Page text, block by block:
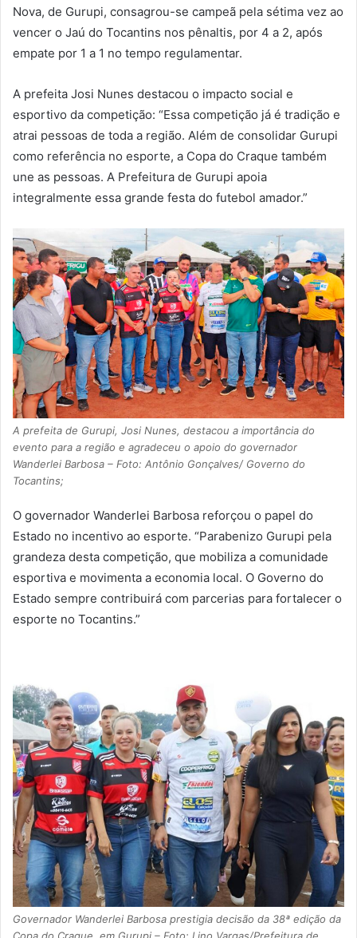
Nova, de Gurupi, consagrou-se campeã pela sétima vez ao
vencer o Jaú do Tocantins nos pênaltis, por 4 a 2, após
empate por 1 a 1 no tempo regulamentar.
A prefeita Josi Nunes destacou o impacto social e
esportivo da competição: “Essa competição já é tradição e
atrai pessoas de toda a região. Além de consolidar Gurupi
como referência no esporte, a Copa do Craque também
une as pessoas. A Prefeitura de Gurupi apoia
integralmente essa grande festa do futebol amador.”
A prefeita de Gurupi, Josi Nunes, destacou a importância do
evento para a região e agradeceu o apoio do governador
Wanderlei Barbosa – Foto: Antônio Gonçalves/ Governo do
Tocantins;
O governador Wanderlei Barbosa reforçou o papel do
Estado no incentivo ao esporte. “Parabenizo Gurupi pela
grandeza desta competição, que mobiliza a comunidade
esportiva e movimenta a economia local. O Governo do
Estado sempre contribuirá com parcerias para fortalecer o
esporte no Tocantins.”
Governador Wanderlei Barbosa prestigia decisão da 38ª edição da